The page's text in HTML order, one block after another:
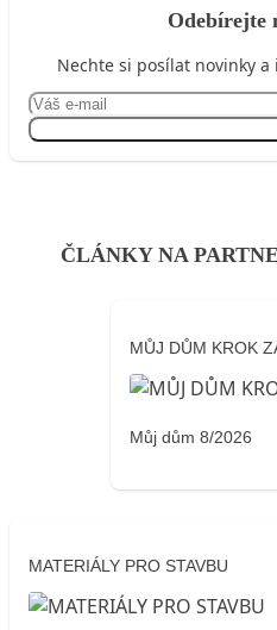
Odebírejte
Nechte si posílat novinky
ČLÁNKY NA
MŮJ DŮM KROK
Můj dům 8/2026
MATERIÁLY PRO STAVBU